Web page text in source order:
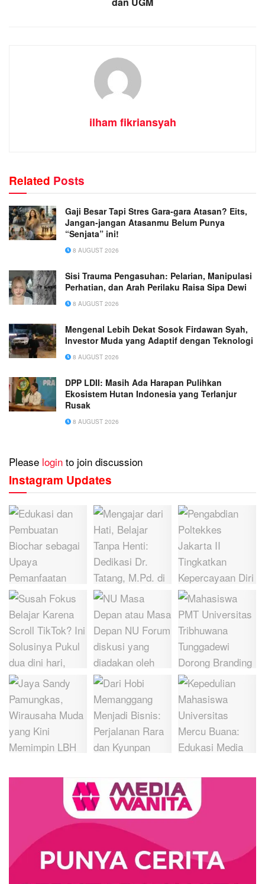
ilham fikriansyah
Related Posts
Gaji Besar Tapi Stres Gara-gara Atasan? Eits,
Jangan-jangan Atasanmu Belum Punya
“Senjata” ini!
8 AUGUST 2026
Sisi Trauma Pengasuhan: Pelarian, Manipulasi
Perhatian, dan Arah Perilaku Raisa Sipa Dewi
8 AUGUST 2026
Mengenal Lebih Dekat Sosok Firdawan Syah,
Investor Muda yang Adaptif dengan Teknologi
8 AUGUST 2026
DPP LDII: Masih Ada Harapan Pulihkan
Ekosistem Hutan Indonesia yang Terlanjur
Rusak
8 AUGUST 2026
Please login to join discussion
Instagram Updates